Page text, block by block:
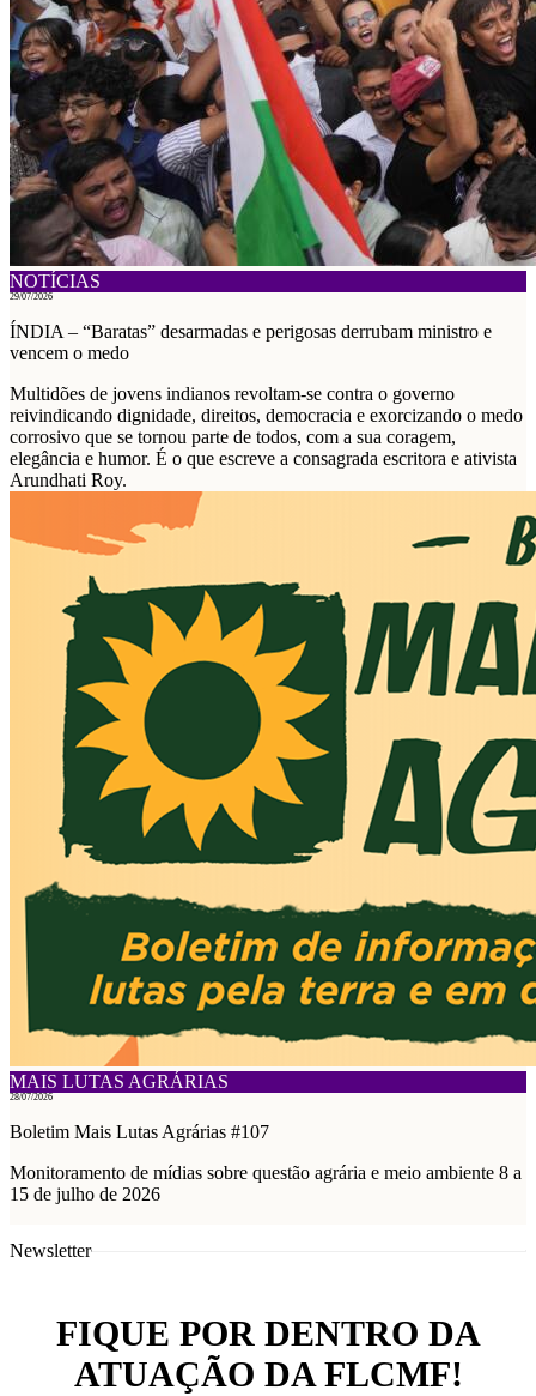
NOTÍCIAS
29/07/2026
ÍNDIA – “Baratas” desarmadas e perigosas derrubam ministro e
vencem o medo
Multidões de jovens indianos revoltam-se contra o governo
reivindicando dignidade, direitos, democracia e exorcizando o medo
corrosivo que se tornou parte de todos, com a sua coragem,
elegância e humor. É o que escreve a consagrada escritora e ativista
Arundhati Roy.
MAIS LUTAS AGRÁRIAS
28/07/2026
Boletim Mais Lutas Agrárias #107
Monitoramento de mídias sobre questão agrária e meio ambiente 8 a
15 de julho de 2026
Newsletter
FIQUE POR DENTRO DA
ATUAÇÃO DA FLCMF!